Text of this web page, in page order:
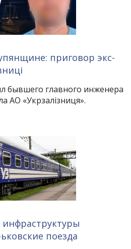
приговор экс-
бывшего главного инженера
АО «Укрзалізниця».
поезда